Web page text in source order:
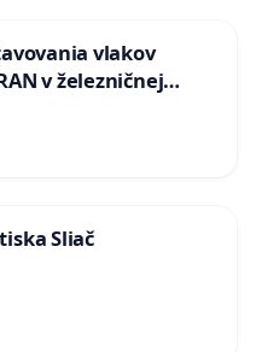
vlakov
v železničnej
Sliač